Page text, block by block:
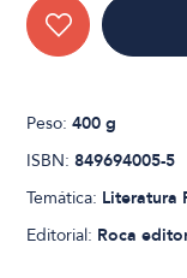
Peso:400 g
ISBN:849694005-5
Temática: Literatura
Editorial: Roca